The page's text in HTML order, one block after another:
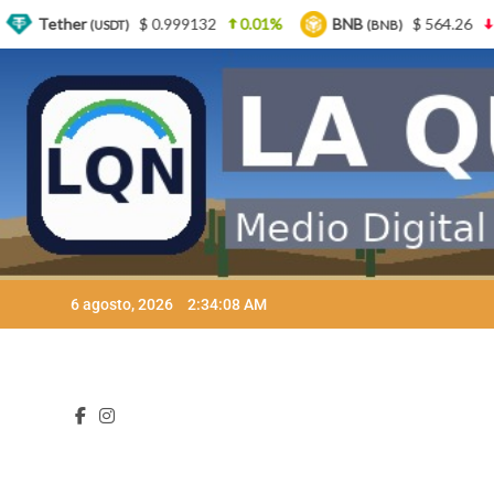
6 agosto, 2026 2:34:10 AM
0.01% BNB(BNB) $ 564.26 2.77% USDC (USDC) $